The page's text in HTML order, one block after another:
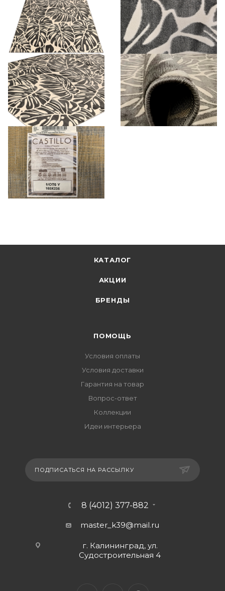
КАТАЛОГ
АКЦИИ
БРЕНДЫ
ПОМОЩЬ
Условия оплаты
Условия доставки
Гарантия на товар
Вопрос-ответ
Коллекции
Идеи интерьера
ПОДПИСАТЬСЯ НА РАССЫЛКУ
8 (4012) 377-882
master_k39@mail.ru
г. Калининград, ул.
Судостроительная 4